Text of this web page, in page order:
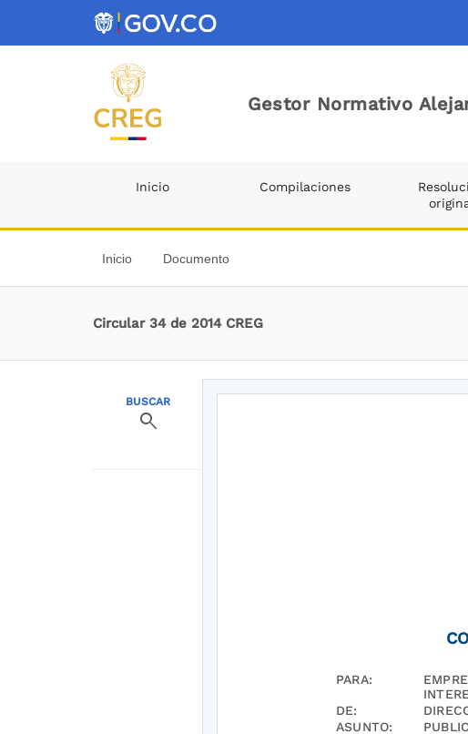
Gestor Normativo
Inicio Compilaciones
Inicio Documento
Circular 34 de 2014 CREG
BUSCAR
search
PARA:
DE:
ASUNTO: